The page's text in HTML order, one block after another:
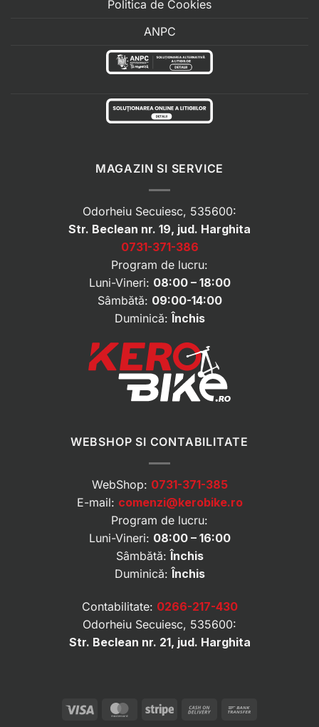
Politica de Cookies
ANPC
MAGAZIN SI SERVICE
Odorheiu Secuiesc, 535600:
Str. Beclean nr. 19, jud. Harghita
0731-371-386
Program de lucru:
Luni-Vineri: 08:00 – 18:00
Sâmbătă: 09:00-14:00
Duminică:Închis
WEBSHOP SI CONTABILITATE
WebShop: 0731-371-385
E-mail: comenzi@kerobike.ro
Program de lucru:
Luni-Vineri: 08:00 – 16:00
Sâmbătă: Închis
Duminică: Închis
Contabilitate: 0266-217-430
Odorheiu Secuiesc, 535600:
Str. Beclean nr. 21, jud. Harghita
Visa MasterCard
Stripe
Cash